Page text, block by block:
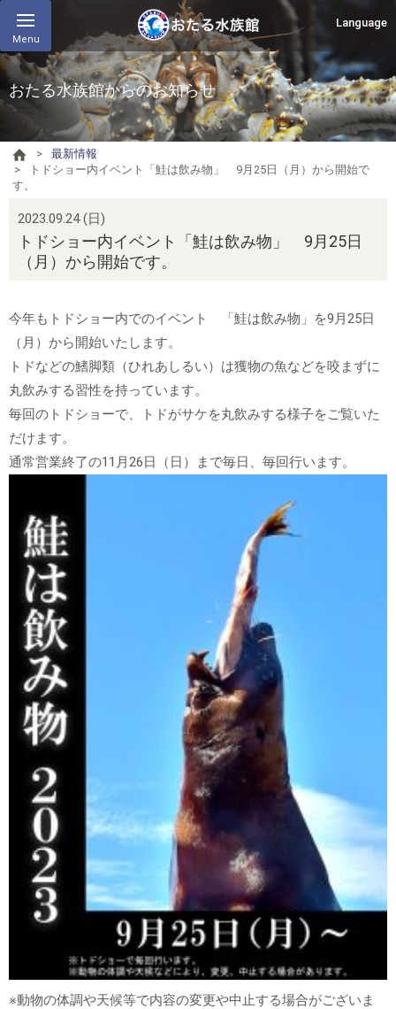
Menu
Language
おたる水族館からのお知らせ
最新情報
トドショー内イベント「鮭は飲み物」 9月25日（月）から開始で
す。
2023.09.24 (日)
トドショー内イベント「鮭は飲み物」 9月25日
（月）から開始です。
今年もトドショー内でのイベント 「鮭は飲み物」を9月25日
（月）から開始いたします。
トドなどの鰭脚類（ひれあしるい）は獲物の魚などを咬まずに
丸飲みする習性を持っています。
毎回のトドショーで、トドがサケを丸飲みする様子をご覧いた
だけます。
通常営業終了の11月26日（日）まで毎日、毎回行います。
※動物の体調や天候等で内容の変更や中止する場合がございま